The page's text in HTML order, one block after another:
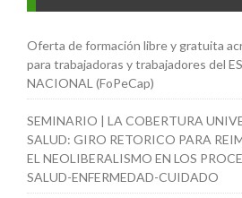
Oferta de formación libre y gratuita
para trabajadoras y trabajadores del
NACIONAL (FoPeCap)
SEMINARIO | LA COBERTURA
SALUD: GIRO RETORICO PARA
EL NEOLIBERALISMO EN LOS
SALUD-ENFERMEDAD-CUIDADO